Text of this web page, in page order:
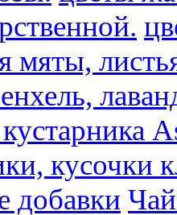
мяты,
кусочки
добавки